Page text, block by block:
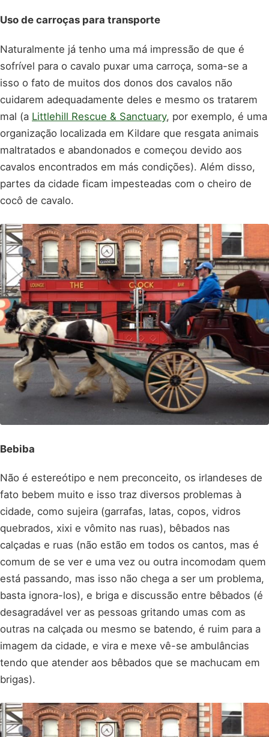
Uso de carroças para transporte
Naturalmente já tenho uma má impressão de que é
sofrível para o cavalo puxar uma carroça, soma-se a
isso o fato de muitos dos donos dos cavalos não
cuidarem adequadamente deles e mesmo os tratarem
mal (a Littlehill Rescue & Sanctuary, por exemplo, é uma
organização localizada em Kildare que resgata animais
maltratados e abandonados e começou devido aos
cavalos encontrados em más condições). Além disso,
partes da cidade ficam impesteadas com o cheiro de
cocô de cavalo.
Bebiba
Não é estereótipo e nem preconceito, os irlandeses de
fato bebem muito e isso traz diversos problemas à
cidade, como sujeira (garrafas, latas, copos, vidros
quebrados, xixi e vômito nas ruas), bêbados nas
calçadas e ruas (não estão em todos os cantos, mas é
comum de se ver e uma vez ou outra incomodam quem
está passando, mas isso não chega a ser um problema,
basta ignora-los), e briga e discussão entre bêbados (é
desagradável ver as pessoas gritando umas com as
outras na calçada ou mesmo se batendo, é ruim para a
imagem da cidade, e vira e mexe vê-se ambulâncias
tendo que atender aos bêbados que se machucam em
brigas).